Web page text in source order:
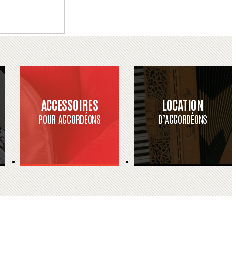
ACCESSOIRES
POUR ACCORDÉONS
LOCATION
D’ACCORDÉONS